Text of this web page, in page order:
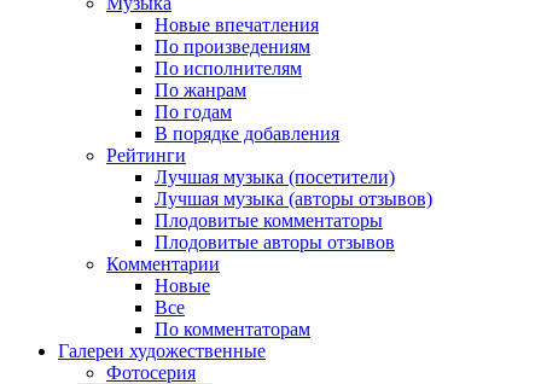
Новые впечатления
По произведениям
По исполнителям
По жанрам
По годам
В порядке добавления
Рейтинги
Лучшая музыка (посетители)
Лучшая музыка (авторы отзывов)
Плодовитые комментаторы
Плодовитые авторы отзывов
Комментарии
Новые
Все
По комментаторам
Галереи художественные
Фотосерия